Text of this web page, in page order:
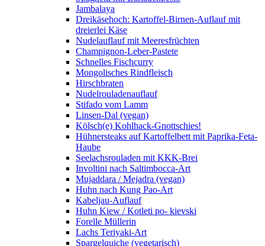
Jambalaya
Dreikäsehoch: Kartoffel-Birnen-Auflauf mit
dreierlei Käse
Nudelauflauf mit Meeresfrüchten
Champignon-Leber-Pastete
Schnelles Fischcurry
Mongolisches Rindfleisch
Hirschbraten
Nudelrouladenauflauf
Stifado vom Lamm
Linsen-Dal (vegan)
Kölsch(e) Kohlhack-Gnottschies!
Hühnersteaks auf Kartoffelbett mit Paprika-Feta-
Haube
Seelachsrouladen mit KKK-Brei
Involtini nach Saltimbocca-Art
Mujaddara / Mejadra (vegan)
Huhn nach Kung Pao-Art
Kabeljau-Auflauf
Huhn Kiew / Kotleti po- kievski
Forelle Müllerin
Lachs Teriyaki-Art
Spargelquiche (vegetarisch)